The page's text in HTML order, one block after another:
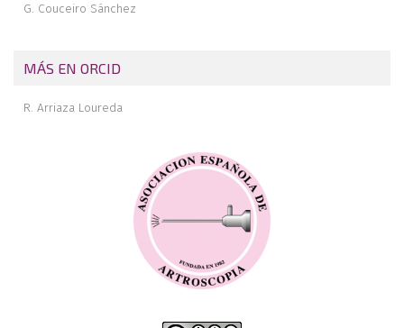
G. Couceiro Sánchez
MÁS EN ORCID
R. Arriaza Loureda